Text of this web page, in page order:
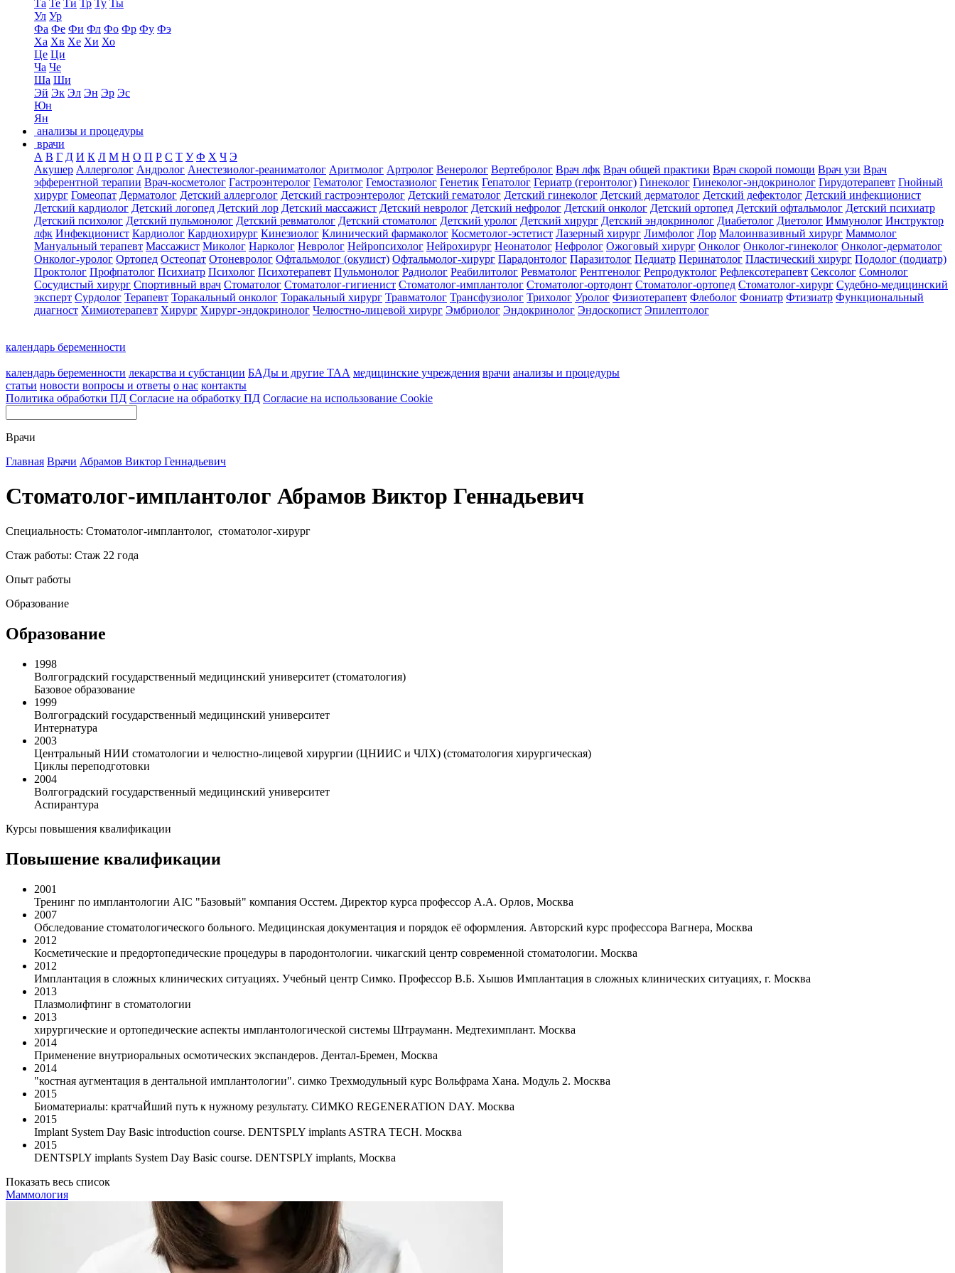
Та Те Ти Тр Ту Ты
Ул Ур
Фа Фе Фи Фл Фо Фр Фу Фэ
Ха Хв Хе Хи Хо
Це Ци
Ча Че
Ша Ши
Эй Эк Эл Эн Эр Эс
Юн
Ян
анализы и процедуры
врачи
А В Г Д И К Л М Н О П Р С Т У Ф Х Ч Э
Акушер Аллерголог Андролог Анестезиолог-реаниматолог Аритмолог Артролог Венеролог Вертебролог Врач лфк Врач общей практики Врач скорой помощи Врач узи Врач
эфферентной терапии Врач-косметолог Гастроэнтеролог Гематолог Гемостазиолог Генетик Гепатолог Гериатр (геронтолог) Гинеколог Гинеколог-эндокринолог Гирудотерапевт Гнойный
хирург Гомеопат Дерматолог Детский аллерголог Детский гастроэнтеролог Детский гематолог Детский гинеколог Детский дерматолог Детский дефектолог Детский инфекционист
Детский кардиолог Детский логопед Детский лор Детский массажист Детский невролог Детский нефролог Детский онколог Детский ортопед Детский офтальмолог Детский психиатр
Детский психолог Детский пульмонолог Детский ревматолог Детский стоматолог Детский уролог Детский хирург Детский эндокринолог Диабетолог Диетолог Иммунолог Инструктор
лфк Инфекционист Кардиолог Кардиохирург Кинезиолог Клинический фармаколог Косметолог-эстетист Лазерный хирург Лимфолог Лор Малоинвазивный хирург Маммолог
Мануальный терапевт Массажист Миколог Нарколог Невролог Нейропсихолог Нейрохирург Неонатолог Нефролог Ожоговый хирург Онколог Онколог-гинеколог Онколог-дерматолог
Онколог-уролог Ортопед Остеопат Отоневролог Офтальмолог (окулист) Офтальмолог-хирург Парадонтолог Паразитолог Педиатр Перинатолог Пластический хирург Подолог (подиатр)
Проктолог Профпатолог Психиатр Психолог Психотерапевт Пульмонолог Радиолог Реабилитолог Ревматолог Рентгенолог Репродуктолог Рефлексотерапевт Сексолог Сомнолог
Сосудистый хирург Спортивный врач Стоматолог Стоматолог-гигиенист Стоматолог-имплантолог Стоматолог-ортодонт Стоматолог-ортопед Стоматолог-хирург Судебно-медицинский
эксперт Сурдолог Терапевт Торакальный онколог Торакальный хирург Травматолог Трансфузиолог Трихолог Уролог Физиотерапевт Флеболог Фониатр Фтизиатр Функциональный
диагност Химиотерапевт Хирург Хирург-эндокринолог Челюстно-лицевой хирург Эмбриолог Эндокринолог Эндоскопист Эпилептолог
календарь беременности
календарь беременности лекарства и субстанции БАДы и другие ТАА медицинские учреждения врачи анализы и процедуры
статьи новости вопросы и ответы о нас контакты
Политика обработки ПД Согласие на обработку ПД Согласие на использование Cookie
Врачи
Главная Врачи Абрамов Виктор Геннадьевич
Стоматолог-имплантолог Абрамов Виктор Геннадьевич
Специальность: Стоматолог-имплантолог, стоматолог-хирург
Стаж работы: Стаж 22 года
Опыт работы
Образование
Образование
1998
Волгоградский государственный медицинский университет (стоматология)
Базовое образование
1999
Волгоградский государственный медицинский университет
Интернатура
2003
Центральный НИИ стоматологии и челюстно-лицевой хирургии (ЦНИИС и ЧЛХ) (стоматология хирургическая)
Циклы переподготовки
2004
Волгоградский государственный медицинский университет
Аспирантура
Курсы повышения квалификации
Повышение квалификации
2001
Тренинг по имплантологии AIC "Базовый" компания Осстем. Директор курса профессор А.А. Орлов, Москва
2007
Обследование стоматологического больного. Медицинская документация и порядок её оформления. Авторский курс профессора Вагнера, Москва
2012
Косметические и предортопедические процедуры в пародонтологии. чикагский центр современной стоматологии. Москва
2012
Имплантация в сложных клинических ситуациях. Учебный центр Симко. Профессор В.Б. Хышов Имплантация в сложных клинических ситуациях, г. Москва
2013
Плазмолифтинг в стоматологии
2013
хирургические и ортопедические аспекты имплантологической системы Штрауманн. Медтехимплант. Москва
2014
Применение внутриоральных осмотических экспандеров. Дентал-Бремен, Москва
2014
"костная аугментация в дентальной имплантологии". симко Трехмодульный курс Вольфрама Хана. Модуль 2. Москва
2015
Биоматериалы: кратчаЙший путь к нужному результату. СИМКО REGENERATION DAY. Москва
2015
Implant System Day Basic introduction соursе. DENTSPLY implants ASTRA ТЕСН. Москва
2015
DENTSPLY implants System Day Basic course. DENTSPLY implants, Москва
Показать весь список
Маммология